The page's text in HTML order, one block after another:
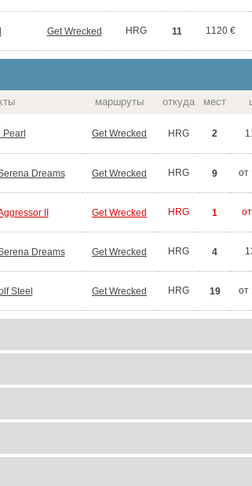
Get Wrecked HRG 11 1120 €
маршруты откуда мест
Pearl Get Wrecked HRG 2
Dreams Get Wrecked HRG 9 от
II Get Wrecked HRG 1
Dreams Get Wrecked HRG 4
Steel Get Wrecked HRG 19 от